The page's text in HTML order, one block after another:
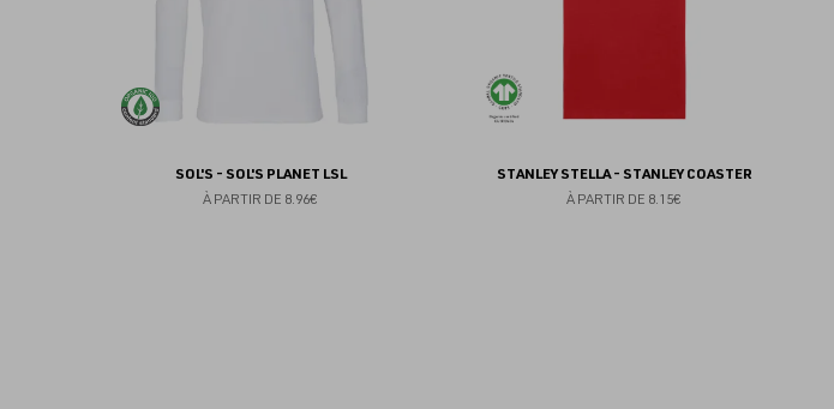
SOL'S - SOL'S PLANET LSL
À PARTIR DE 8.96€
STANLEY STELLA - STANLEY COASTER
À PARTIR DE 8.15€